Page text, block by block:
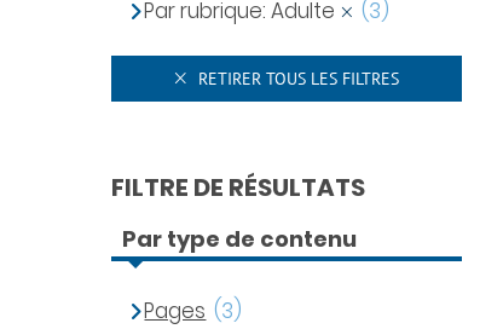
Par rubrique: Adulte
(3)
RETIRER TOUS LES FILTRES
FILTRE DE RÉSULTATS
Par type de contenu
Pages (3)